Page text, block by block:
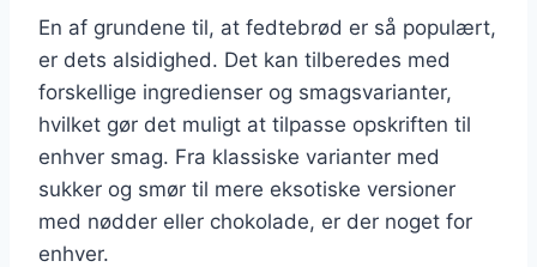
En af grundene til, at fedtebrød er så populært,
er dets alsidighed. Det kan tilberedes med
forskellige ingredienser og smagsvarianter,
hvilket gør det muligt at tilpasse opskriften til
enhver smag. Fra klassiske varianter med
sukker og smør til mere eksotiske versioner
med nødder eller chokolade, er der noget for
enhver.